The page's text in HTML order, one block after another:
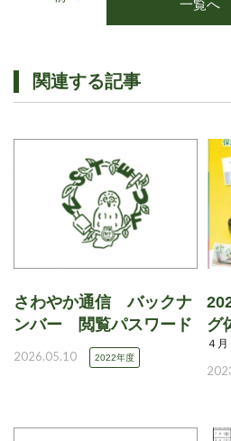
一覧へ
関連する記事
さわやか通信 バックナ
ンバー 閲覧パスワード
2026.05.10 2022年度
グ
４